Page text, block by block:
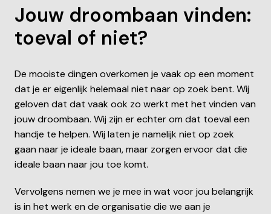
Jouw droombaan vinden:
toeval of niet?
De mooiste dingen overkomen je vaak op een moment
dat je er eigenlijk helemaal niet naar op zoek bent. Wij
geloven dat dat vaak ook zo werkt met het vinden van
jouw droombaan. Wij zijn er echter om dat toeval een
handje te helpen. Wij laten je namelijk niet op zoek
gaan naar je ideale baan, maar zorgen ervoor dat die
ideale baan naar jou toe komt.
Vervolgens nemen we je mee in wat voor jou belangrijk
is in het werk en de organisatie die we aan je